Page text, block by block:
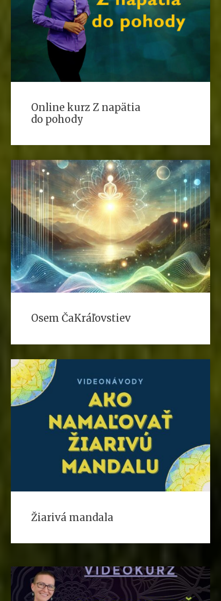
Online kurz Z napätia
do pohody
Osem ČaKráľovstiev
Žiarivá mandala